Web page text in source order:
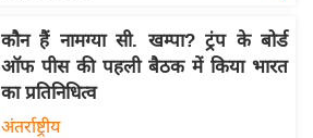
कौन हैं नामग्या सी. खम्पा? ट्रंप के बोर्ड
ऑफ पीस की पहली बैठक में किया भारत
का प्रतिनिधित्व
अंतर्राष्ट्रीय